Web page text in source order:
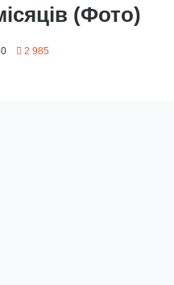
(Фото)
2 985